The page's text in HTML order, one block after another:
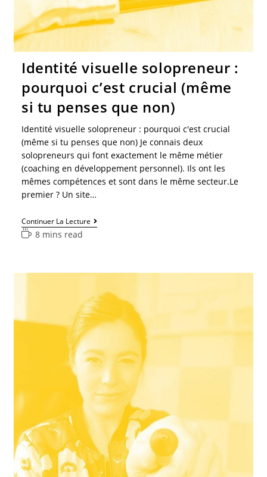
Identité visuelle solopreneur :
pourquoi c’est crucial (même
si tu penses que non)
Identité visuelle solopreneur : pourquoi c'est crucial
(même si tu penses que non) Je connais deux
solopreneurs qui font exactement le même métier
(coaching en développement personnel). Ils ont les
mêmes compétences et sont dans le même secteur.Le
premier ? Un site…
Continuer La Lecture
8 mins read